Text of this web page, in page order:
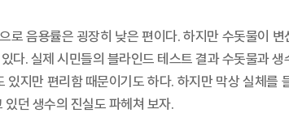
음용률은 굉장히 낮은 편이다. 하지만 수돗물이
. 실제 시민들의 블라인드 테스트 결과 수돗물과
지만 편리함 때문이기도 하다. 하지만 막상 실체를
던 생수의 진실도 파헤쳐 보자.